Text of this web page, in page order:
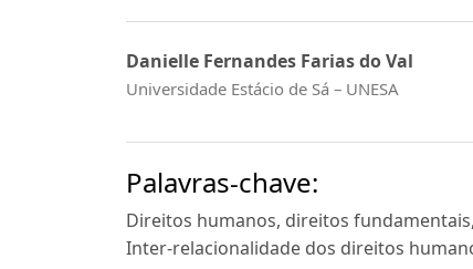
Danielle Fernandes Farias do Val
Universidade Estácio de Sá – UNESA
Palavras-chave:
Direitos humanos, direitos
Inter-relacionalidade dos direitos